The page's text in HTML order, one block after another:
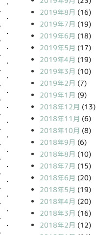
2019年8月 (16)
2019年7月 (19)
2019年6月 (18)
2019年5月 (17)
2019年4月 (19)
2019年3月 (10)
2019年2月 (7)
2019年1月 (9)
2018年12月 (13)
2018年11月 (6)
2018年10月 (8)
2018年9月 (6)
2018年8月 (10)
2018年7月 (15)
2018年6月 (20)
2018年5月 (19)
2018年4月 (20)
2018年3月 (16)
2018年2月 (12)